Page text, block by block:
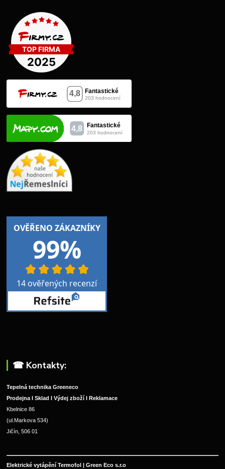
☎︎ Kontakty:
Tepelná technika Greeneco
Prodejna I Sklad I Výdej zboží I Reklamace
Kbelnice 86
(ul.Markova 534)
Jičín, 506 01
Elektrické vytápění Termofol | Green Eco s.r.o